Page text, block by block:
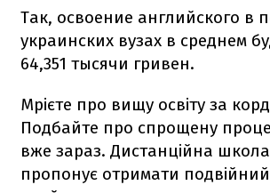
Так, освоение английского в
украинских вузах в среднем
64,351 тысячи гривен.
Мрієте про вищу освіту за
Подбайте про спрощену
вже зараз. Дистанційна
пропонує отримати